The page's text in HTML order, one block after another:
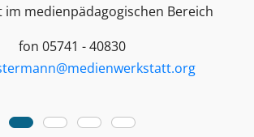
medienpädagogischen Bereich
fon 05741 - 40830